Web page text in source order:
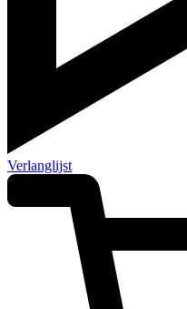
Verlanglijst